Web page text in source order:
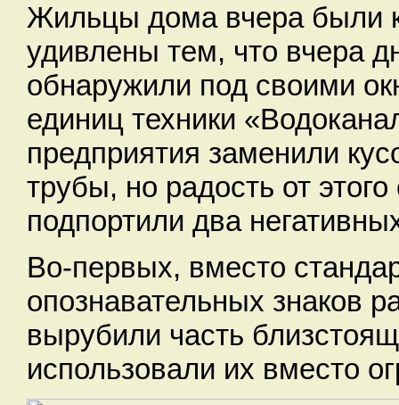
Жильцы дома вчера были
удивлены тем, что вчера
обнаружили под своими
единиц техники
предприятия заменили
трубы, но радость от
подпортили два
Во-первых, вместо
опознавательных знаков
вырубили часть
использовали их вместо